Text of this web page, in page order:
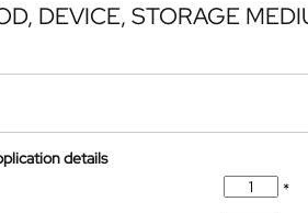
DEVICE, STORAGE
details
*